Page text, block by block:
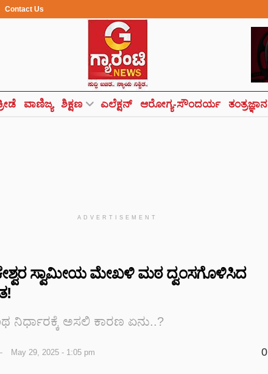
Contact Us
ವಾಣಿಜ್ಯ ಶಿಕ್ಷಣ ಎಲೆಕ್ಷನ್ ಆರೋಗ್ಯ-ಸೌಂದರ್ಯ ತಂತ್ರಜ್ಞಾನ
ADVERTISEMENT
ಸ್ವಾಮೀಯ ಮೇಖಳಿ ಮಠ ದ್ವಂಸಗೊಳಿಸಿದ
ನಿರ್ಧಾರಕ್ಕೆ ಅಸಲಿ ಕಾರಣ ಏನು..?
May 29, 2025 - 1:05 pm 0